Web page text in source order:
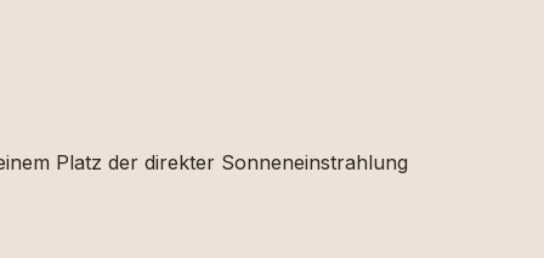
Platz der direkter Sonneneinstrahlung